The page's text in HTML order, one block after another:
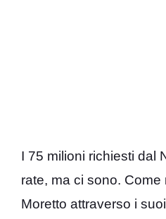
I 75 milioni richiesti dal
rate, ma ci sono. Come
Moretto attraverso i